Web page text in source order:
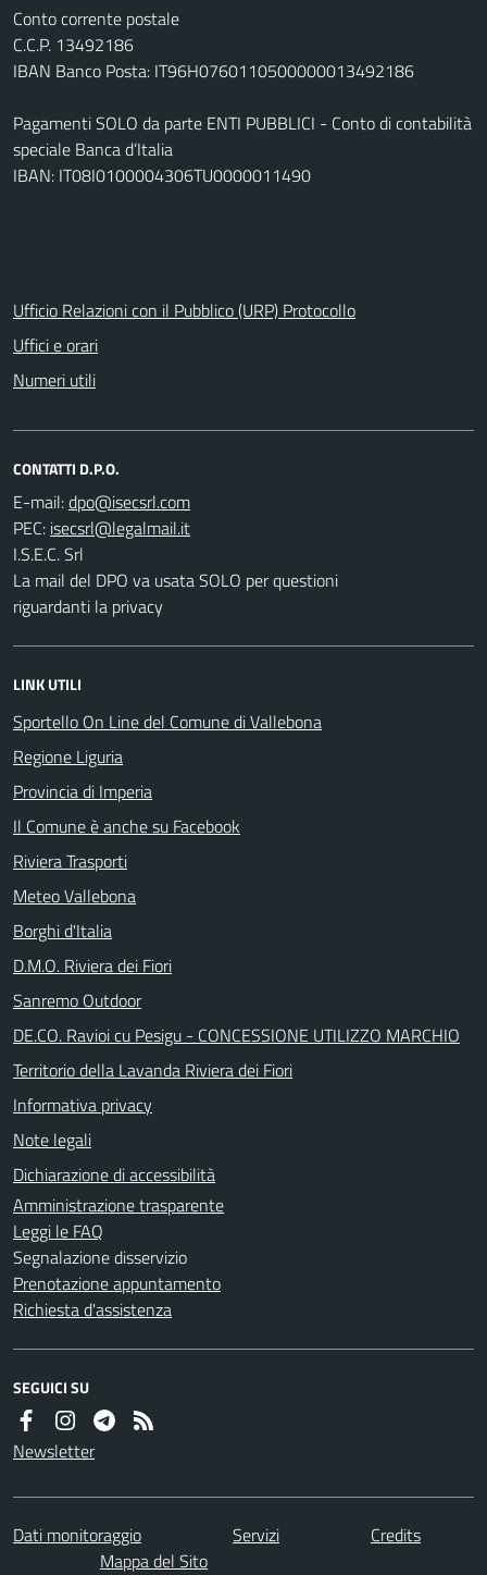
Conto corrente postale
C.C.P. 13492186
IBAN Banco Posta: IT96H0760110500000013492186
Pagamenti SOLO da parte ENTI PUBBLICI - Conto di contabilità
speciale Banca d’Italia
IBAN: IT08I0100004306TU0000011490
Ufficio Relazioni con il Pubblico (URP) Protocollo
Uffici e orari
Numeri utili
CONTATTI D.P.O.
E-mail:
PEC:
I.S.E.C. Srl
La mail del DPO va usata SOLO per questioni
riguardanti la privacy
LINK UTILI
Sportello On Line del Comune di Vallebona
Regione Liguria
Provincia di Imperia
Il Comune è anche su Facebook
Riviera Trasporti
Meteo Vallebona
Borghi d'Italia
D.M.O. Riviera dei Fiori
Sanremo Outdoor
DE.CO. Ravioi cu Pesigu - CONCESSIONE UTILIZZO MARCHIO
Territorio della Lavanda Riviera dei Fiori
Informativa privacy
Note legali
Dichiarazione di accessibilità
Amministrazione trasparente
Leggi le FAQ
Segnalazione disservizio
Prenotazione appuntamento
Richiesta d'assistenza
SEGUICI SU
Newsletter
Dati monitoraggio Servizi
Credits
Mappa del Sito